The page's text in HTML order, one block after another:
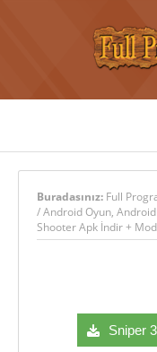
Buradasınız: Full
/Android Oyun,
Shooter Apk İndir +
Sniper